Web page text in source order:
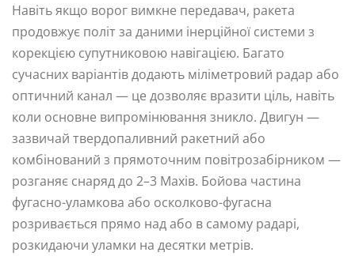
Навіть якщо ворог вимкне передавач, ракета
продовжує політ за даними інерційної системи з
корекцією супутниковою навігацією. Багато
сучасних варіантів додають міліметровий радар або
оптичний канал — це дозволяє вразити ціль, навіть
коли основне випромінювання зникло. Двигун —
зазвичай твердопаливний ракетний або
комбінований з прямоточним повітрозабірником —
розганяє снаряд до 2–3 Махів. Бойова частина
фугасно-уламкова або осколково-фугасна
розривається прямо над або в самому радарі,
розкидаючи уламки на десятки метрів.